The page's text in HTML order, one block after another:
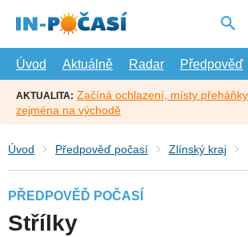
hlavní
Úvod
Aktuálně Radar Předpověď
AKTUALITA: Začíná ochlazení, místy
zejména na východě
Úvod Předpověď počasí Zlínský kraj
PŘEDPOVĚĎ POČASÍ
Střílky